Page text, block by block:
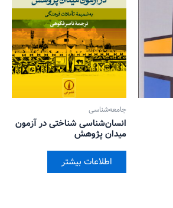
جامعه‌شناسی
انسان‌شناسی شناختی در آزمون
میدان پژوهش
اطلاعات بیشتر